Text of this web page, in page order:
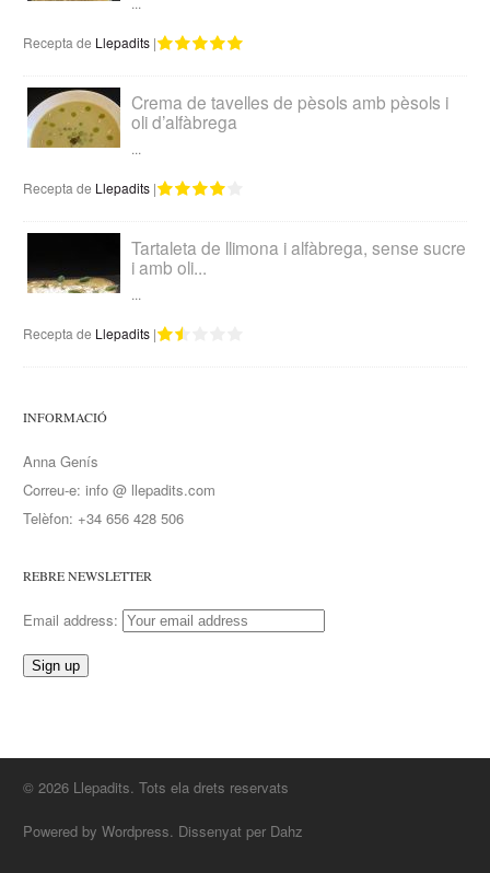
Recepta de Llepadits |
Crema de tavelles de pèsols amb pèsols i
oli d’alfàbrega
...
Recepta de Llepadits |
Tartaleta de llimona i alfàbrega, sense sucre
i amb oli...
...
Recepta de Llepadits |
INFORMACIÓ
Anna Genís
Correu-e: info @ llepadits.com
Telèfon: +34 656 428 506
REBRE NEWSLETTER
Email address:
© 2026 Llepadits. Tots ela drets reservats
Powered by Wordpress. Dissenyat per Dahz